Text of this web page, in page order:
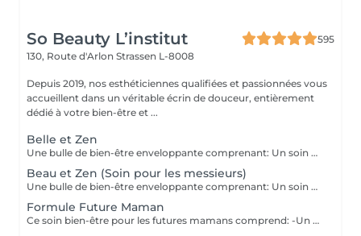
So Beauty L’institut
595
130, Route d'Arlon Strassen L-8008
Depuis 2019, nos esthéticiennes qualifiées et passionnées vous
accueillent dans un véritable écrin de douceur, entièrement
dédié à votre bien-être et ...
Belle et Zen
Une bulle de bien-être enveloppante comprenant: Un soin du visage nettoyant et hydratant d'une durée de 60 minutes. (Démaquillage, gommage, extraction des comédons, massage visage, masque et crème de soin) Une manucure ( Limage, la pousse et coupe des cuticules, gommage et massage avec crème de soin. Base transparente comprise si souhaitée) Un massage relaxant des pieds ou des mains d'une durée de 20 minutes
Beau et Zen (Soin pour les messieurs)
Une bulle de bien-être enveloppante comprenant: Un soin visage éclat d'une durée de 50 minutes adapté à votre type de peau (Nettoyage, gommage, extraction des comédons, massage visage, masque et crème de soin) Un massage relaxant du dos d'une durée de 20 minutes. Une manucure ( Limage, la pousse et coupe des cuticules, gommage et massage avec crème de soin)
Formule Future Maman
Ce soin bien-être pour les futures mamans comprend: -Un soin Visage Hydratant 60 minutes. -Une beauté des pieds -Un massage pré-natal 50 minutes -Un soin drainant des jambes 20 minutes Un petite bulle de bien-être à s'offrir ou se faire offrir. Possibilité de faire les soins le même jour, ou sur plusieurs jours.